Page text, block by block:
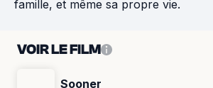
famille, et même sa propre vie.
VOIR LE FILM
Sooner